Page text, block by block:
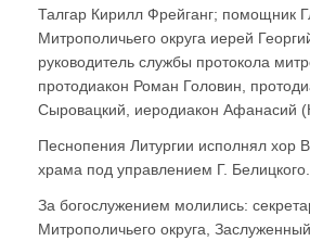
Талгар Кирилл Фрейганг; помощник
Митрополичьего округа иерей
руководитель службы протокола
протодиакон Роман Головин,
Сыровацкий, иеродиакон Афанасий
Песнопения Литургии исполнял хор
храма под управлением Г. Белицкого.
За богослужением молились:
Митрополичьего округа,